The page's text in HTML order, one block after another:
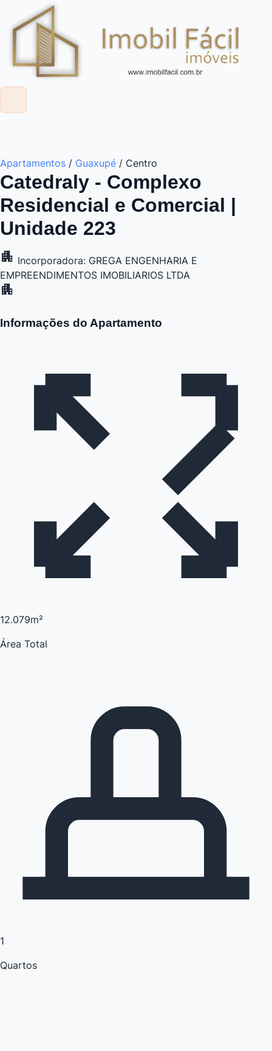
Apartamentos / Guaxupé / Centro
Catedraly - Complexo
Residencial e Comercial |
Unidade 223
apartment Incorporadora: GREGA ENGENHARIA E
EMPREENDIMENTOS IMOBILIARIOS LTDA
apartment
Informações do Apartamento
12.079m²
Área Total
1
Quartos